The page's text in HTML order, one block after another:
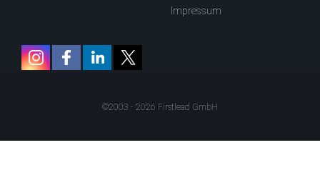
Impressum
©2003 - 2026 Firstlead GmbH